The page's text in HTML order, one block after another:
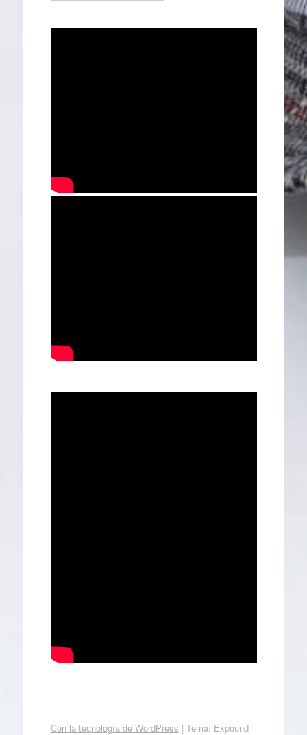
Con la tecnología de WordPress | Tema: Expound